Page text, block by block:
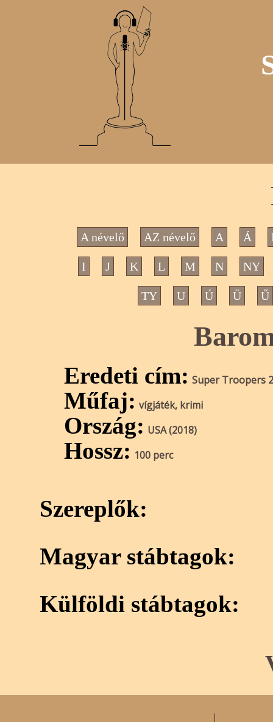
A névelő AZ névelő A Á
I J K L M N NY
TY U Ú Ü Ű
Eredeti cím: Super Troopers 2
Műfaj: vígjáték, krimi
Ország: USA (2018)
Hossz: 100 perc
Szereplők:
Magyar stábtagok:
Külföldi stábtagok: